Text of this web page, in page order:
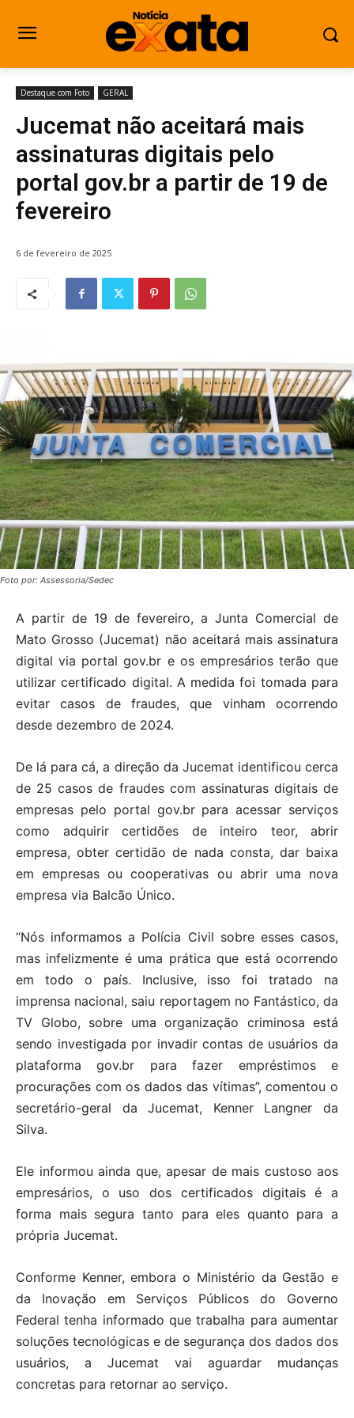
Destaque com Foto GERAL
Jucemat não aceitará mais
assinaturas digitais pelo
portal gov.br a partir de 19 de
fevereiro
6 de fevereiro de 2025
Foto por: Assessoria/Sedec
A partir de 19 de fevereiro, a Junta Comercial de
Mato Grosso (Jucemat) não aceitará mais assinatura
digital via portal gov.br e os empresários terão que
utilizar certificado digital. A medida foi tomada para
evitar casos de fraudes, que vinham ocorrendo
desde dezembro de 2024.
De lá para cá, a direção da Jucemat identificou cerca
de 25 casos de fraudes com assinaturas digitais de
empresas pelo portal gov.br para acessar serviços
como adquirir certidões de inteiro teor, abrir
empresa, obter certidão de nada consta, dar baixa
em empresas ou cooperativas ou abrir uma nova
empresa via Balcão Único.
“Nós informamos a Polícia Civil sobre esses casos,
mas infelizmente é uma prática que está ocorrendo
em todo o país. Inclusive, isso foi tratado na
imprensa nacional, saiu reportagem no Fantástico, da
TV Globo, sobre uma organização criminosa está
sendo investigada por invadir contas de usuários da
plataforma gov.br para fazer empréstimos e
procurações com os dados das vítimas”, comentou o
secretário-geral da Jucemat, Kenner Langner da
Silva.
Ele informou ainda que, apesar de mais custoso aos
empresários, o uso dos certificados digitais é a
forma mais segura tanto para eles quanto para a
própria Jucemat.
Conforme Kenner, embora o Ministério da Gestão e
da Inovação em Serviços Públicos do Governo
Federal tenha informado que trabalha para aumentar
soluções tecnológicas e de segurança dos dados dos
usuários, a Jucemat vai aguardar mudanças
concretas para retornar ao serviço.